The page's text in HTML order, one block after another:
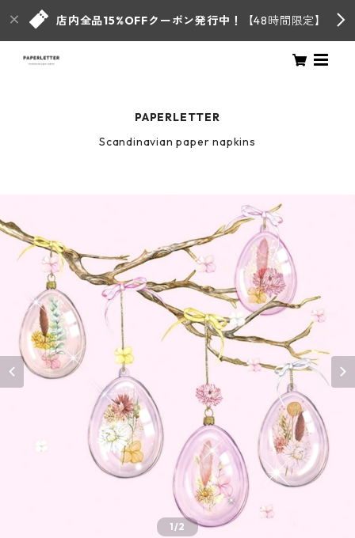
店内全品15%OFFクーポン発行中！ 【48時間限定】
PAPERLETTER
Scandinavian paper napkins
1/2